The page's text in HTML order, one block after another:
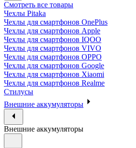
Смотреть все товары
Чехлы Pitaka
Чехлы для смартфонов OnePlus
Чехлы для смартфонов Apple
Чехлы для смартфонов IQOO
Чехлы для смартфонов VIVO
Чехлы для смартфонов OPPO
Чехлы для смартфонов Google
Чехлы для смартфонов Xiaomi
Чехлы для смартфонов Realme
Стилусы
Внешние аккумуляторы
Внешние аккумуляторы